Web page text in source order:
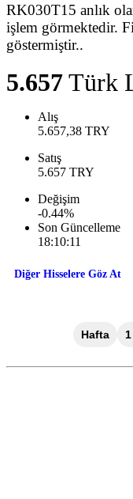
RK030T15 anlık
işlem görmektedir.
göstermiştir..
5.657Türk
Alış
5.657,38 TRY
Satış
5.657 TRY
Değişim
-0.44%
Son Güncelleme
18:10:11
Diğer Hisselere Göz At
Hafta